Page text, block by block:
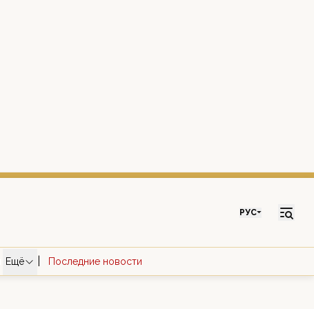
РУС
Ещё Последние новости